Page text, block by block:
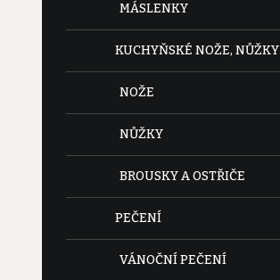
MÁSLENKY
KUCHYŇSKÉ NOŽE, NŮŽKY
NOŽE
NŮŽKY
BROUSKY A OSTŘIČE
PEČENÍ
VÁNOČNÍ PEČENÍ